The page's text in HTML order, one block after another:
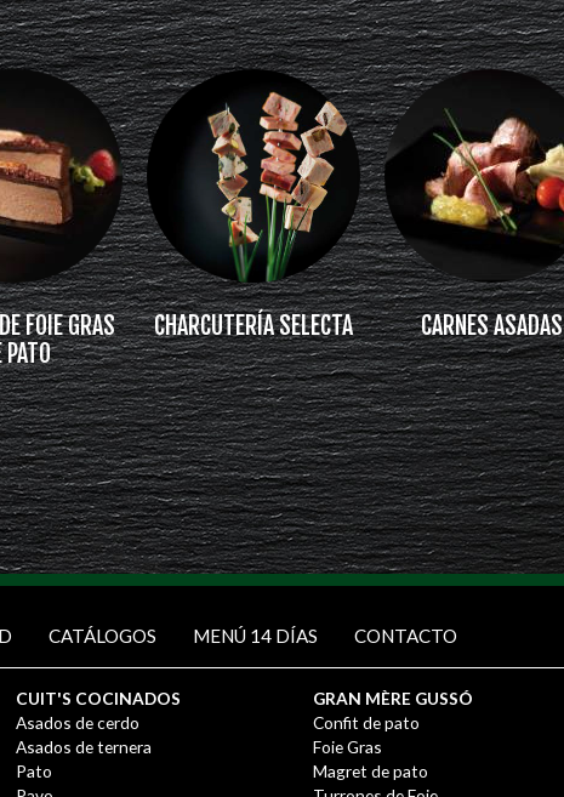
FOIE GRAS
PATO
CHARCUTERÍA SELECTA CARNES ASADAS
CATÁLOGOS MENÚ 14 DÍAS CONTACTO
CUIT'S COCINADOS
Asados de cerdo
Asados de ternera
Pato
GRAN MÈRE GUSSÓ
Confit de pato
Foie Gras
Magret de pato